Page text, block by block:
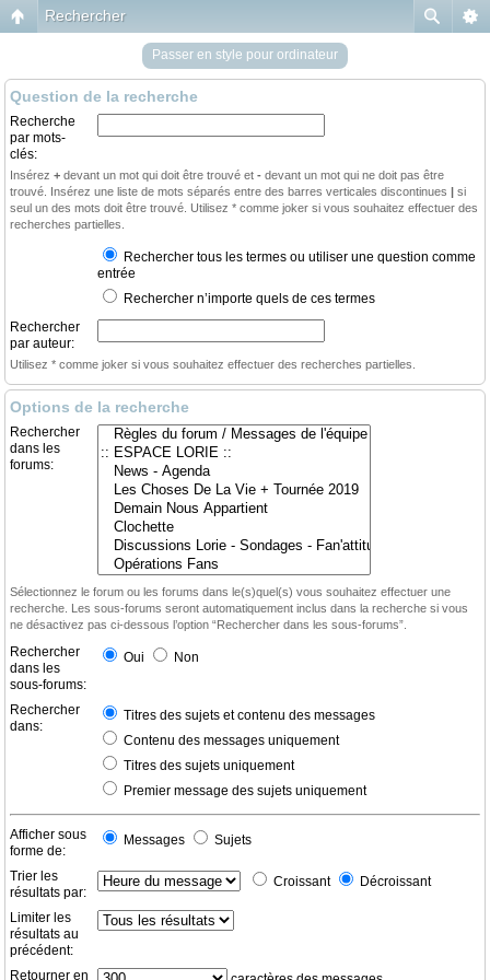
Rechercher
Passer en style pour ordinateur
Question de la recherche
Recherche
par mots-
clés:
Insérez + devant un mot qui doit être trouvé et - devant un mot qui ne doit pas être
trouvé. Insérez une liste de mots séparés entre des barres verticales discontinues | si
seul un des mots doit être trouvé. Utilisez * comme joker si vous souhaitez effectuer des
recherches partielles.
Rechercher tous les termes ou utiliser une question comme
entrée
Rechercher n’importe quels de ces termes
Rechercher
par auteur:
Utilisez * comme joker si vous souhaitez effectuer des recherches partielles.
Options de la recherche
Rechercher
dans les
forums:
Sélectionnez le forum ou les forums dans le(s)quel(s) vous souhaitez effectuer une
recherche. Les sous-forums seront automatiquement inclus dans la recherche si vous
ne désactivez pas ci-dessous l’option “Rechercher dans les sous-forums”.
Rechercher
dans les
sous-forums:
Oui Non
Rechercher
dans:
Titres des sujets et contenu des messages
Contenu des messages uniquement
Titres des sujets uniquement
Premier message des sujets uniquement
Afficher sous
forme de:
Messages Sujets
Trier les
résultats par:
Croissant Décroissant
Limiter les
résultats au
précédent:
Retourner en